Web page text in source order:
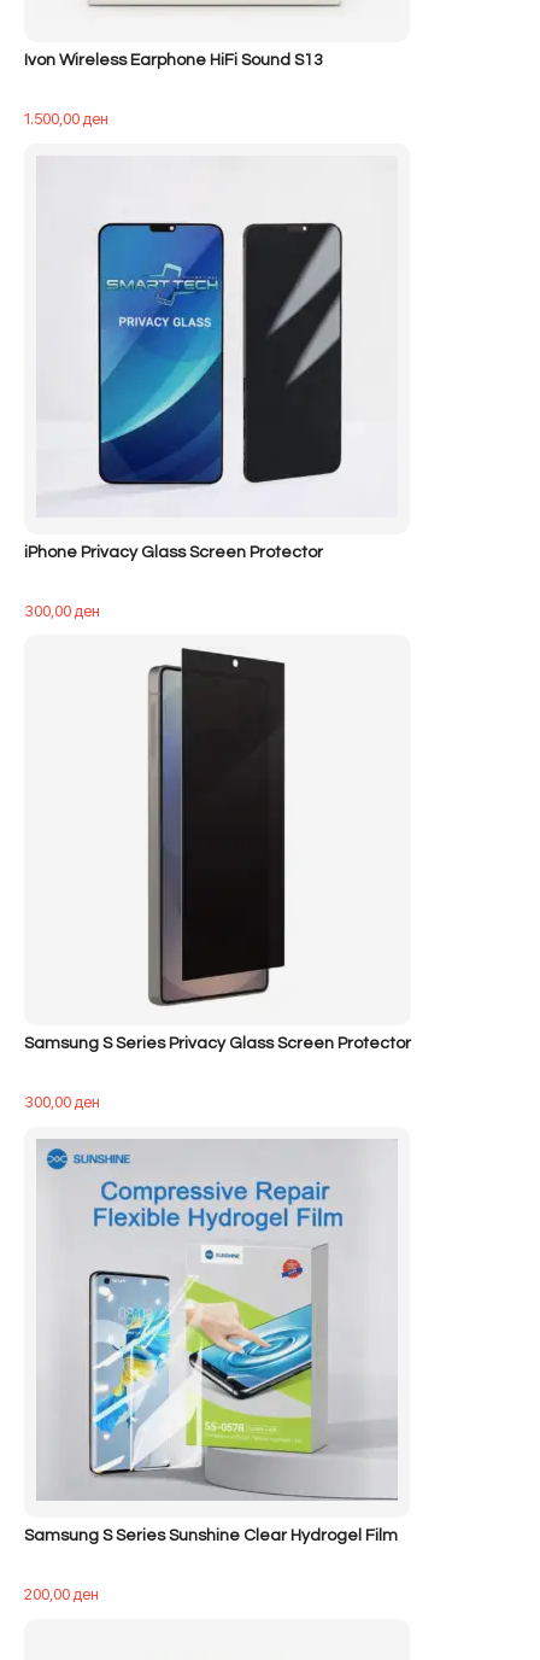
Ivon Wireless Earphone HiFi Sound S13
1.500,00ден
iPhone Privacy Glass Screen Protector
300,00ден
Samsung S Series Privacy Glass Screen Protector
300,00ден
Samsung S Series Sunshine Clear Hydrogel Film
200,00ден